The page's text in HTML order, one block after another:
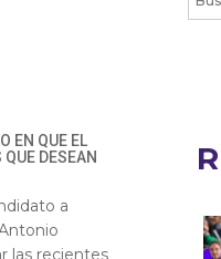
EN QUE EL
DESEAN
a
las recientes